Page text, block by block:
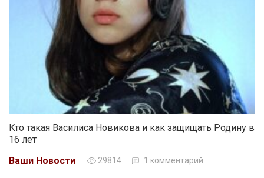
Кто такая Василиса Новикова и как защищать Родину в
16 лет
Ваши Новости
29814 1 комментарий